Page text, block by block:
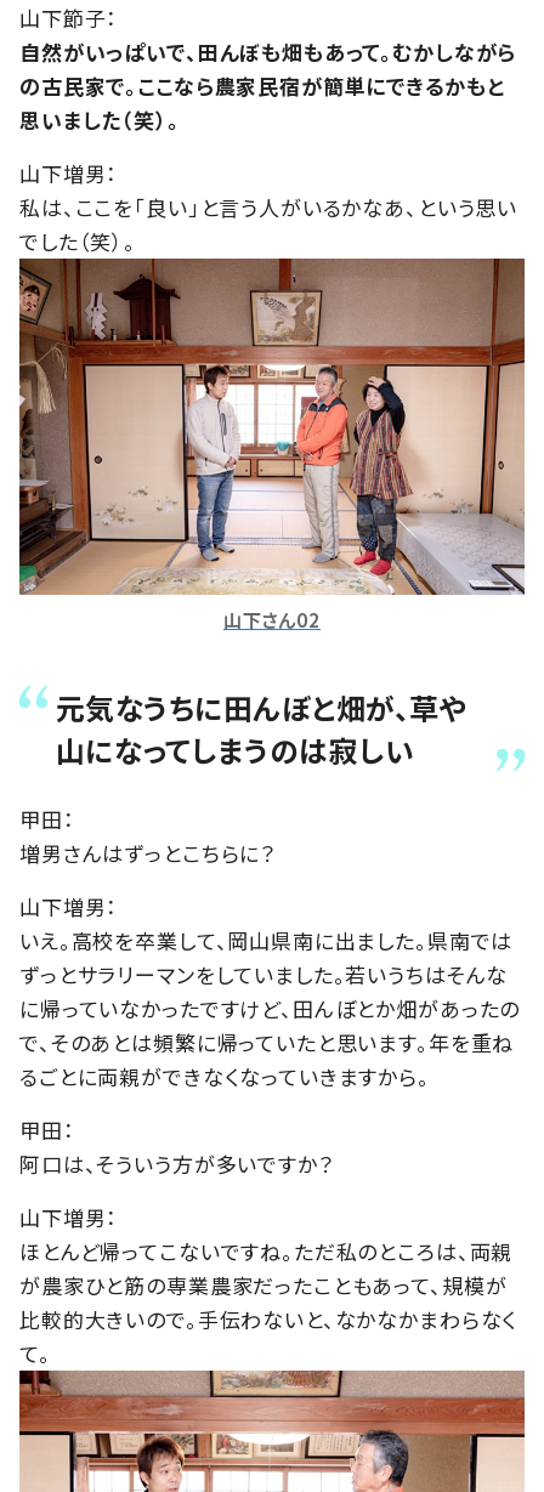
山下節子：
自然がいっぱいで、田んぼも畑もあって。むかしながら
の古民家で。ここなら農家民宿が簡単にできるかもと
思いました（笑）。
山下増男：
私は、ここを「良い」と言う人がいるかなあ、という思い
でした（笑）。
山下さん02
元気なうちに田んぼと畑が、草や
山になってしまうのは寂しい
甲田：
増男さんはずっとこちらに？
山下増男：
いえ。高校を卒業して、岡山県南に出ました。県南では
ずっとサラリーマンをしていました。若いうちはそんな
に帰っていなかったですけど、田んぼとか畑があったの
で、そのあとは頻繁に帰っていたと思います。年を重ね
るごとに両親ができなくなっていきますから。
甲田：
阿口は、そういう方が多いですか？
山下増男：
ほとんど帰ってこないですね。ただ私のところは、両親
が農家ひと筋の専業農家だったこともあって、規模が
比較的大きいので。手伝わないと、なかなかまわらなく
て。